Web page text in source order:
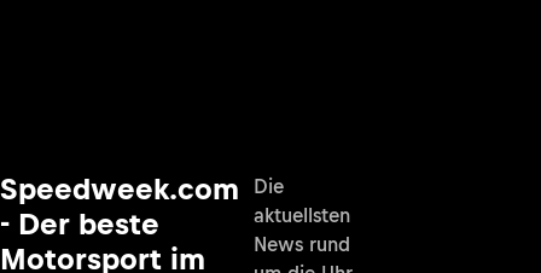
Speedweek.com
- Der beste
Motorsport im
Die
aktuellsten
News rund